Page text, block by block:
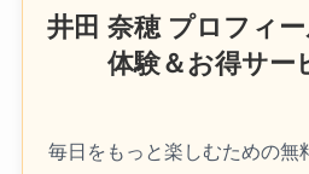
井田 奈穂 プロフィ
体験＆お得サー
毎日をもっと楽しむための無